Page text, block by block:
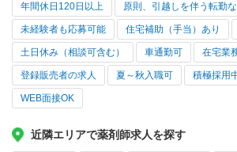
年間休日120日以上 原則、引越しを伴う転勤
未経験者も応募可能 住宅補助（手当）あり
土日休み（相談可含む） 車通勤可 在宅業
登録販売者の求人 夏～秋入職可 積極採用
WEB面接OK
近隣エリアで薬剤師求人を探す